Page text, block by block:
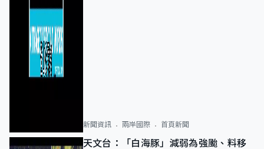
新聞資訊 兩岸國際 首頁新聞
天文台：「白海豚」減弱為強颱、料移